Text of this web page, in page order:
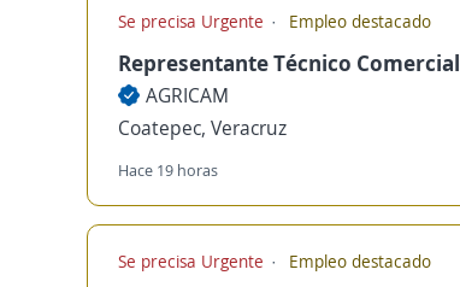
Se precisa Urgente Empleo destacado
Representante Técnico Comercial
AGRICAM
Coatepec, Veracruz
Hace 19 horas
Se precisa Urgente Empleo destacado